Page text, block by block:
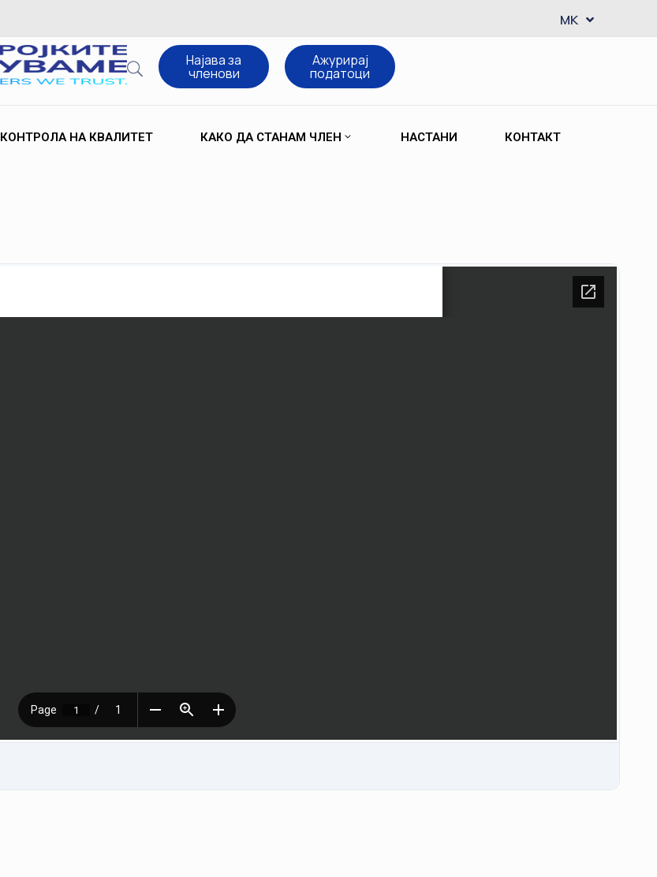
MK
SQ
Најава за
членови
Ажурирај
податоци
КОНТРОЛА НА КВАЛИТЕТ КАКО ДА СТАНАМ ЧЛЕН НАСТАНИ КОНТАКТ